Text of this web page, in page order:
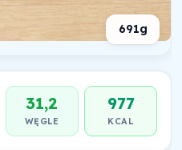
691g
31,2
WĘGLE
977
KCAL